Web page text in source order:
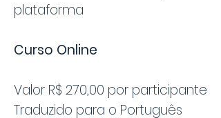
plataforma
Curso Online
Valor R$ 270,00 por participante
Traduzido para o Português